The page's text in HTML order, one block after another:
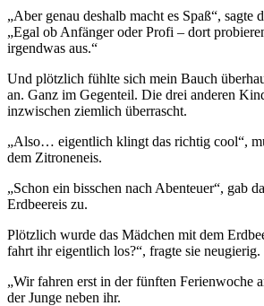
„Aber genau deshalb macht es Spaß“, sagte
„Egal ob Anfänger oder Profi – dort
irgendwas aus.“
Und plötzlich fühlte sich mein Bauch
an. Ganz im Gegenteil. Die drei anderen
inzwischen ziemlich überrascht.
„Also… eigentlich klingt das richtig cool“,
dem Zitroneneis.
„Schon ein bisschen nach Abenteuer“, gab
Erdbeereis zu.
Plötzlich wurde das Mädchen mit dem
fahrt ihr eigentlich los?“, fragte sie neugierig.
„Wir fahren erst in der fünften Ferienwoche
der Junge neben ihr.